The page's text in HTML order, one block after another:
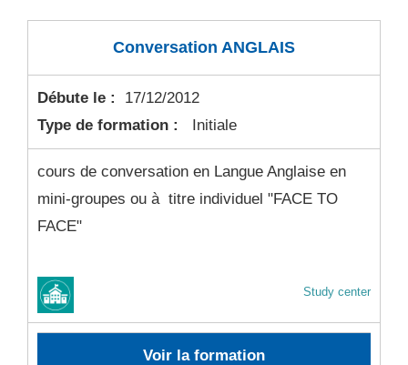
Conversation ANGLAIS
Débute le :
17/12/2012
Type de formation :
Initiale
cours de conversation en Langue Anglaise en
mini-groupes ou à titre individuel "FACE TO
FACE"
Study center
Voir la formation